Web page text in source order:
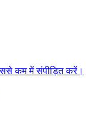
कम में संपीड़ित करें।